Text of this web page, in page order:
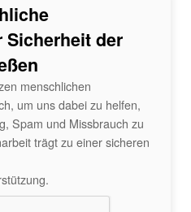
Sicherheit der
menschlichen
um uns dabei zu helfen,
Spam und Missbrauch zu
trägt zu einer sicheren